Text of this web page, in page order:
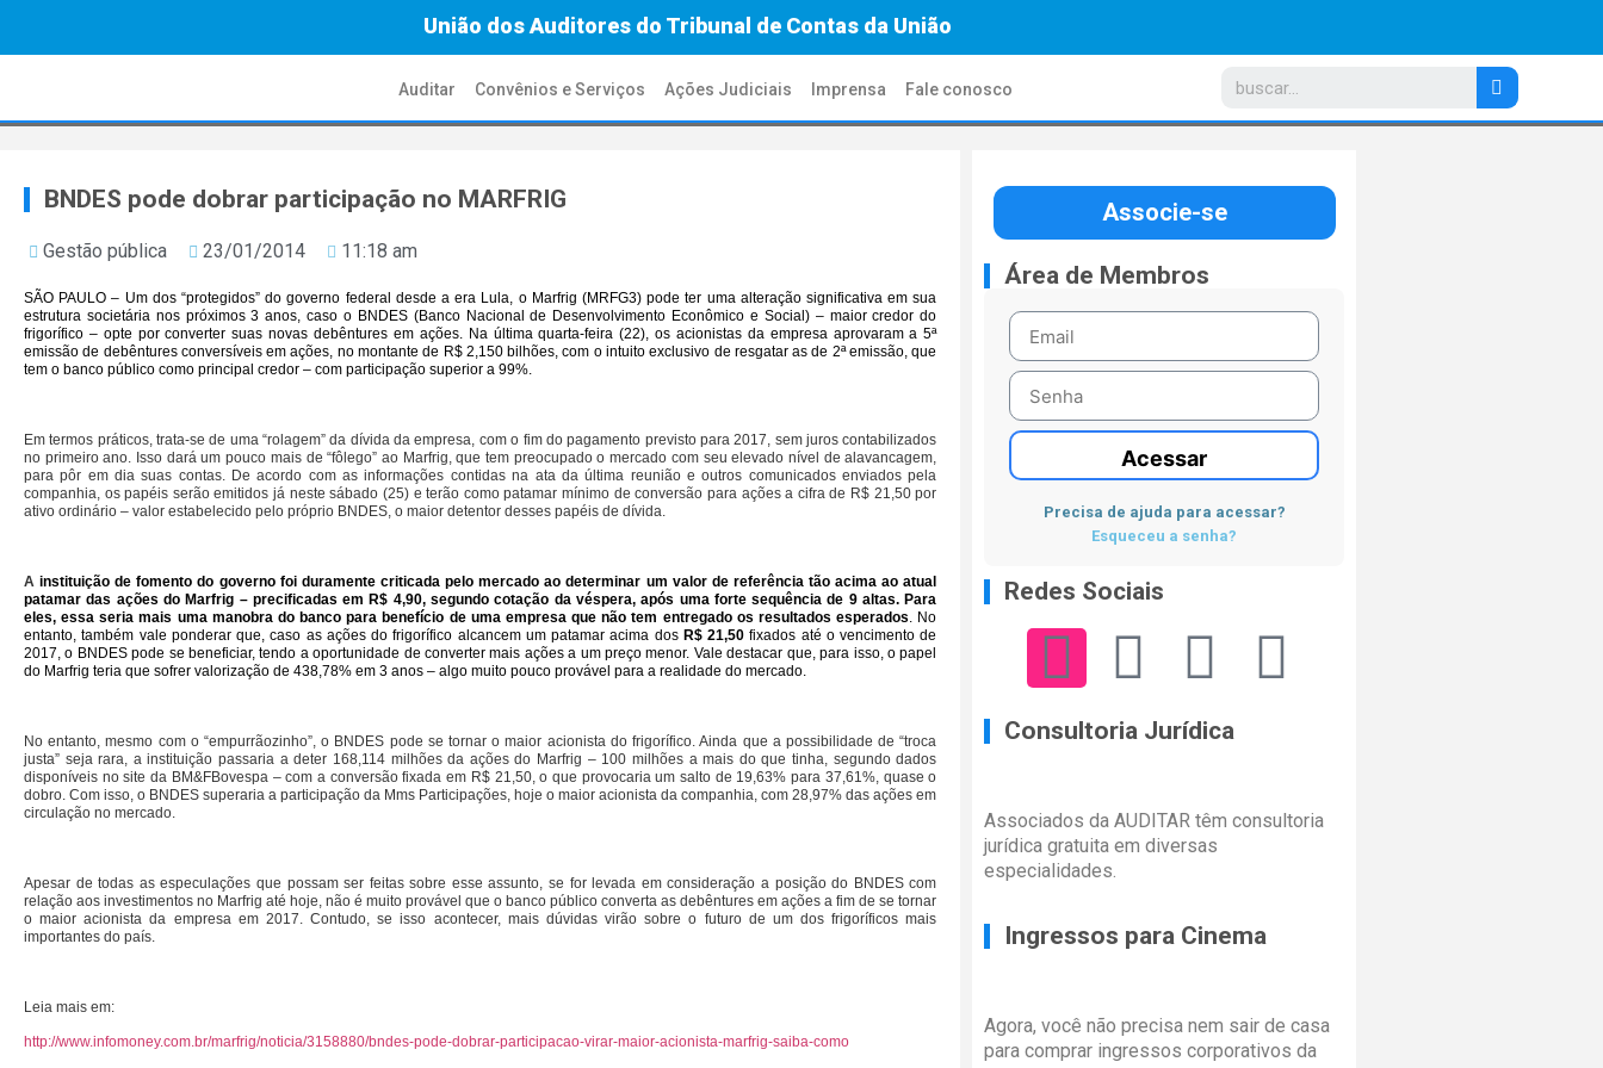
União dos Auditores do Tribunal de Contas da União
Auditar Convênios e Serviços Ações Judiciais Imprensa Fale conosco
BNDES pode dobrar participação no MARFRIG
Gestão pública 23/01/2014 11:18 am
SÃO PAULO – Um dos “protegidos” do governo federal desde a era Lula, o Marfrig (MRFG3) pode ter uma alteração significativa em sua
estrutura societária nos próximos 3 anos, caso o BNDES (Banco Nacional de Desenvolvimento Econômico e Social) – maior credor do
frigorífico – opte por converter suas novas debêntures em ações. Na última quarta-feira (22), os acionistas da empresa aprovaram a 5ª
emissão de debêntures conversíveis em ações, no montante de R$ 2,150 bilhões, com o intuito exclusivo de resgatar as de 2ª emissão, que
tem o banco público como principal credor – com participação superior a 99%.
Em termos práticos, trata-se de uma “rolagem” da dívida da empresa, com o fim do pagamento previsto para 2017, sem juros contabilizados
no primeiro ano. Isso dará um pouco mais de “fôlego” ao Marfrig, que tem preocupado o mercado com seu elevado nível de alavancagem,
para pôr em dia suas contas. De acordo com as informações contidas na ata da última reunião e outros comunicados enviados pela
companhia, os papéis serão emitidos já neste sábado (25) e terão como patamar mínimo de conversão para ações a cifra de R$ 21,50 por
ativo ordinário – valor estabelecido pelo próprio BNDES, o maior detentor desses papéis de dívida.
A instituição de fomento do governo foi duramente criticada pelo mercado ao determinar um valor de referência tão acima ao atual
patamar das ações do Marfrig – precificadas em R$ 4,90, segundo cotação da véspera, após uma forte sequência de 9 altas. Para
eles, essa seria mais uma manobra do banco para benefício de uma empresa que não tem entregado os resultados esperados. No
entanto, também vale ponderar que, caso as ações do frigorífico alcancem um patamar acima dosR$ 21,50 fixados até o vencimento de
2017, o BNDES pode se beneficiar, tendo a oportunidade de converter mais ações a um preço menor. Vale destacar que, para isso, o papel
do Marfrig teria que sofrer valorização de 438,78% em 3 anos – algo muito pouco provável para a realidade do mercado.
No entanto, mesmo com o “empurrãozinho”, o BNDES pode se tornar o maior acionista do frigorífico. Ainda que a possibilidade de “troca
justa” seja rara, a instituição passaria a deter 168,114 milhões da ações do Marfrig – 100 milhões a mais do que tinha, segundo dados
disponíveis no site da BM&FBovespa – com a conversão fixada em R$ 21,50, o que provocaria um salto de 19,63% para 37,61%, quase o
dobro. Com isso, o BNDES superaria a participação da Mms Participações, hoje o maior acionista da companhia, com 28,97% das ações em
circulação no mercado.
Apesar de todas as especulações que possam ser feitas sobre esse assunto, se for levada em consideração a posição do BNDES com
relação aos investimentos no Marfrig até hoje, não é muito provável que o banco público converta as debêntures em ações a fim de se tornar
o maior acionista da empresa em 2017. Contudo, se isso acontecer, mais dúvidas virão sobre o futuro de um dos frigoríficos mais
importantes do país.
Leia mais em:
http://www.infomoney.com.br/marfrig/noticia/3158880/bndes-pode-dobrar-participacao-virar-maior-acionista-marfrig-saiba-como
Associe-se
Área de Membros
Acessar
Precisa de ajuda para acessar?
Esqueceu a senha?
Redes Sociais
Consultoria Jurídica
Associados da AUDITAR têm consultoria
jurídica gratuita em diversas
especialidades.
Ingressos para Cinema
Agora, você não precisa nem sair de casa
para comprar ingressos corporativos da